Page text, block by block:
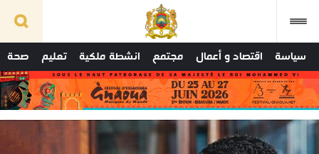
سياسة اقتصاد و أعمال مجتمع انشطة ملكية تعليم صحة